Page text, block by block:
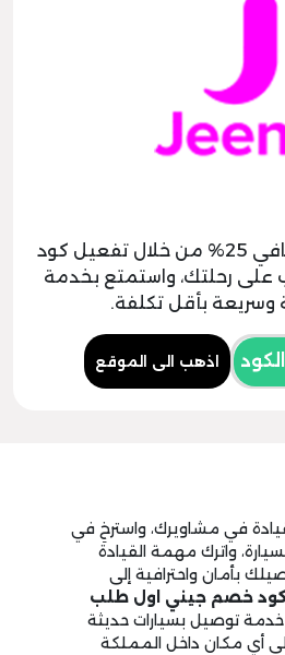
احصل على خصم إضافي 25% من خلال تفعيل كود
رحلتك، واستمتع بخدمة
وسريعة بأقل تكلفة.
اذهب الى الموقع
في مشاويرك، واسترخِ في
واترك مهمة القيادة
بأمان واحترافية إلى
خصم جيني اول طلب
توصيل بسيارات حديثة
أي مكان داخل المملكة